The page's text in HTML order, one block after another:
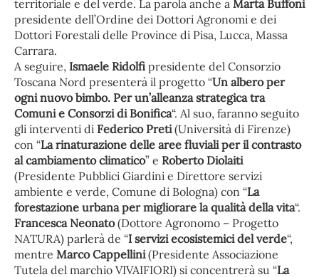
territoriale e del verde. La parola anche a Marta Buffoni
presidente dell’Ordine dei Dottori Agronomi e dei
Dottori Forestali delle Province di Pisa, Lucca, Massa
Carrara.
A seguire, Ismaele Ridolfi presidente del Consorzio
Toscana Nord presenterà il progetto “Un albero per
ogni nuovo bimbo. Per un’alleanza strategica tra
Comuni e Consorzi di Bonifica“. Al suo, faranno seguito
gli interventi di Federico Preti(Università di Firenze)
con “La rinaturazione delle aree fluviali per il contrasto
al cambiamento climatico” e Roberto Diolaiti
(Presidente Pubblici Giardini e Direttore servizi
ambiente e verde, Comune di Bologna) con “La
forestazione urbana per migliorare la qualità della vita“.
Francesca Neonato(Dottore Agronomo – Progetto
NATURA) parlerà de “I servizi ecosistemici del verde“,
mentre Marco Cappellini(Presidente Associazione
Tutela del marchio VIVAIFIORI) si concentrerà su “La